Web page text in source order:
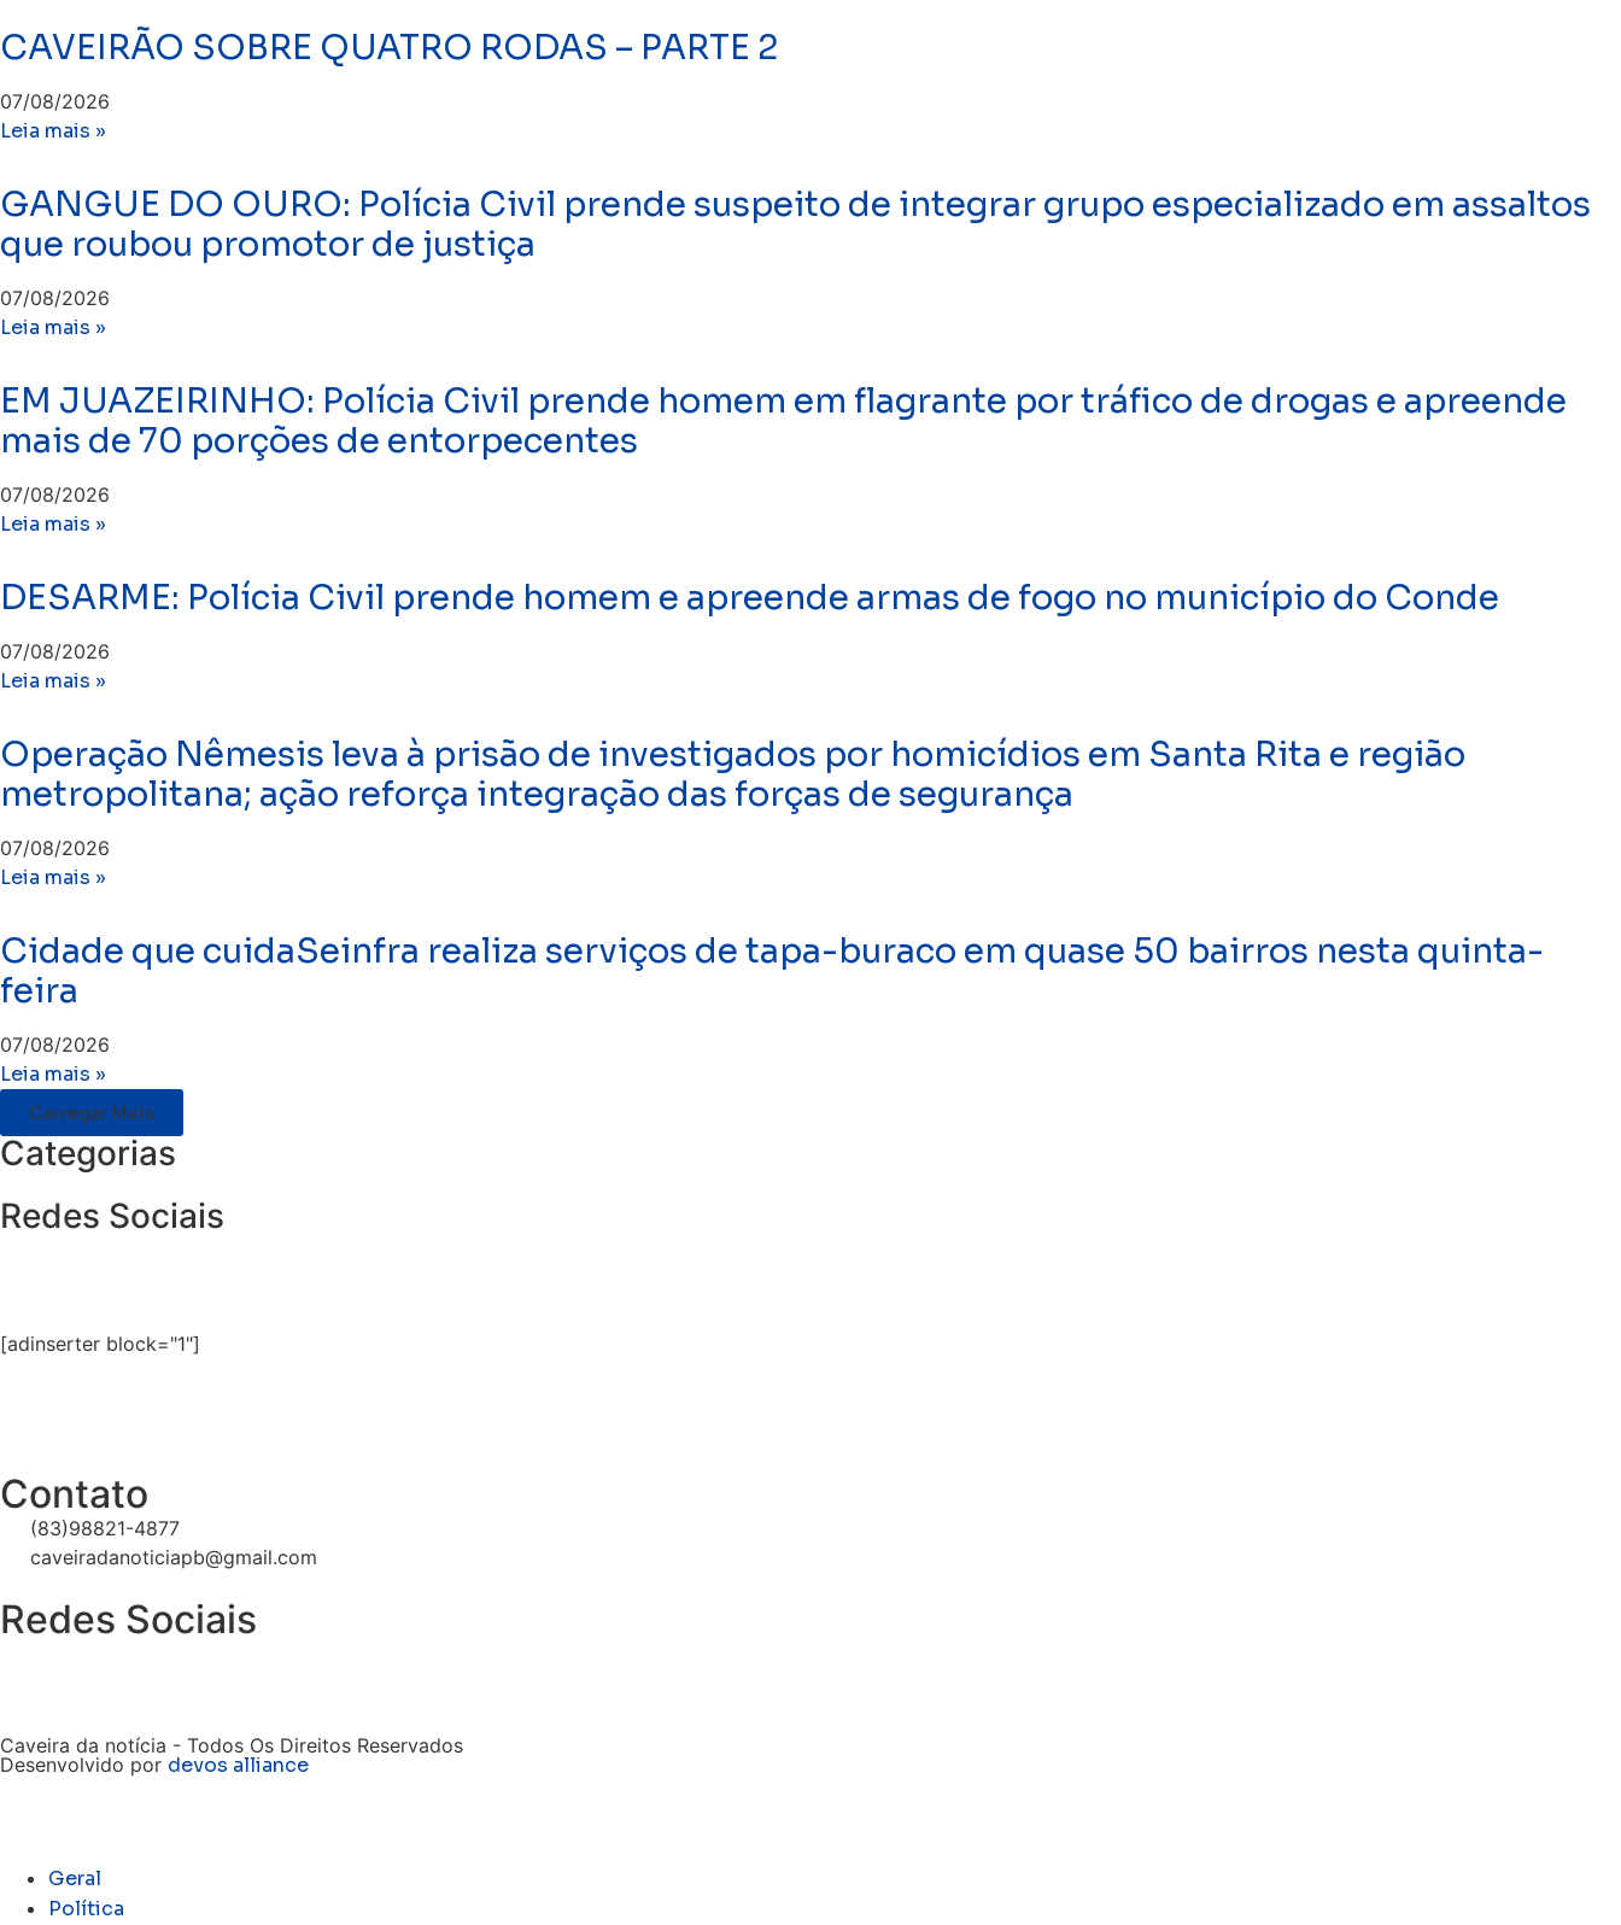
CAVEIRÃO SOBRE QUATRO RODAS – PARTE 2
07/08/2026
Leia mais »
GANGUE DO OURO: Polícia Civil prende suspeito de integrar grupo especializado em assaltos
que roubou promotor de justiça
07/08/2026
Leia mais »
EM JUAZEIRINHO: Polícia Civil prende homem em flagrante por tráfico de drogas e apreende
mais de 70 porções de entorpecentes
07/08/2026
Leia mais »
DESARME: Polícia Civil prende homem e apreende armas de fogo no município do Conde
07/08/2026
Leia mais »
Operação Nêmesis leva à prisão de investigados por homicídios em Santa Rita e região
metropolitana; ação reforça integração das forças de segurança
07/08/2026
Leia mais »
Cidade que cuidaSeinfra realiza serviços de tapa-buraco em quase 50 bairros nesta quinta-
feira
07/08/2026
Leia mais »
Carregar Mais
Categorias
Redes Sociais
[adinserter block="1"]
Contato
(83)98821-4877
caveiradanoticiapb@gmail.com
Redes Sociais
Caveira da notícia - Todos Os Direitos Reservados
Desenvolvido por devos alliance
Geral
Política